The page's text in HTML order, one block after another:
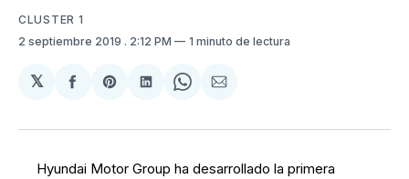
CLUSTER 1
2 septiembre 2019 . 2:12 PM 1 minuto de lectura
𝕏
Compartir
Facebook
Share
Pinterest
Compartir
LinkedIn
Share
WhatsApp
Compartir
Email
Hyundai Motor Group ha desarrollado la primera